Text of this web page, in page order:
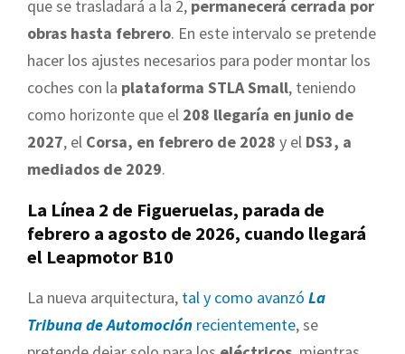
que se trasladará a la 2, permanecerá cerrada por
obras hasta febrero. En este intervalo se pretende
hacer los ajustes necesarios para poder montar los
coches con la plataforma STLA Small, teniendo
como horizonte que el 208 llegaría en junio de
2027, el Corsa, en febrero de 2028 y el DS3, a
mediados de 2029.
La Línea 2 de Figueruelas, parada de
febrero a agosto de 2026, cuando llegará
el Leapmotor B10
La nueva arquitectura, tal y como avanzó La
Tribuna de Automoción recientemente, se